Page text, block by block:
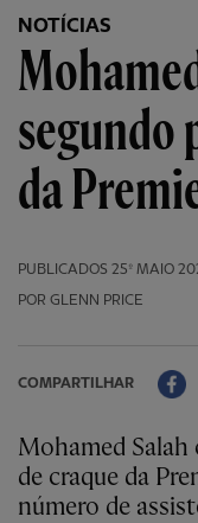
NOTÍCIAS
segundo
da
PUBLICADOS 25º MAIO
POR GLENN PRICE
COMPARTILHAR
Mohamed Salah conquistou o segundo prêmio
de craque da
número de